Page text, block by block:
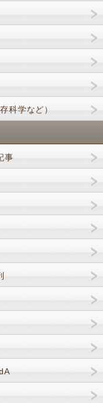
科学など）
事